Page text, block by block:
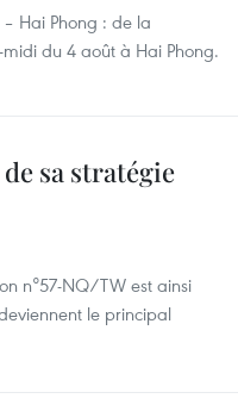
Hai Phong : de la
du 4 août à Hai Phong.
sa stratégie
n°57-NQ/TW est ainsi
le principal